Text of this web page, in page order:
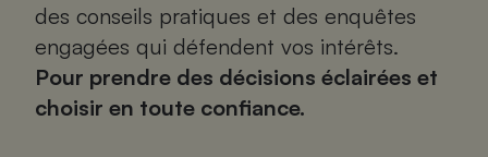
des conseils pratiques et des enquêtes
engagées qui défendent vos intérêts.
Pour prendre des décisions éclairées et
choisir en toute confiance.